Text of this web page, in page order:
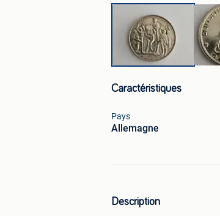
Caractéristiques
Pays
Allemagne
Description